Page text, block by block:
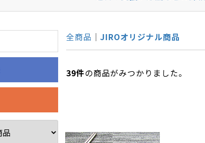
全商品 JIROオリジナル商品
39件の商品がみつかりました。